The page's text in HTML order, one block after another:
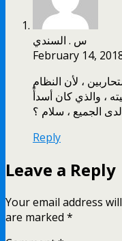
س . السندي
February 14,
، لأن النظام
، والذي كان أسدأً
الجميع ، سلام ؟
Reply
Leave a Reply
Your email address
are marked *